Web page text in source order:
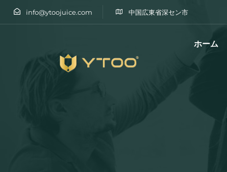
info@ytoojuice.com 中国広東省深セン市
と入力してエンターキーを押す
ホーム